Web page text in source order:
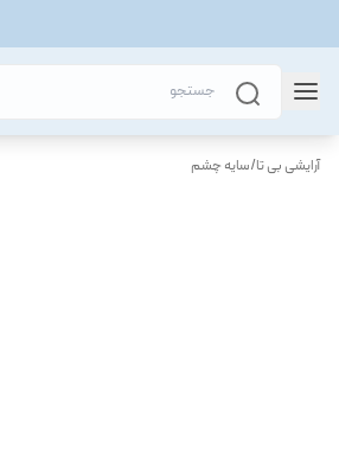
آرایشی بی تا/سایه چشم